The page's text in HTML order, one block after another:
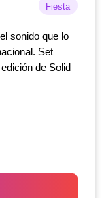
Fiesta
sonido que lo
Set
de Solid